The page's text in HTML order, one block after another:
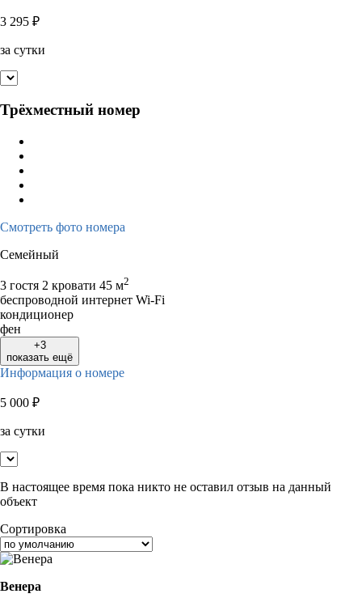
3 295 ₽
за сутки
Трёхместный номер
Смотреть фото номера
Семейный
3 гостя 2 кровати 45 м2
беспроводной интернет Wi-Fi
кондиционер
фен
+3
показать ещё
Информация о номере
5 000 ₽
за сутки
В настоящее время пока никто не оставил отзыв на данный
объект
Сортировка
Венера